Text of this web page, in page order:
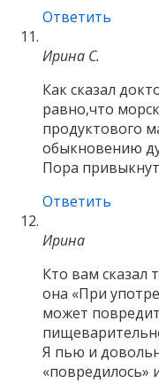
Ответить
Ирина С.
Как сказал
равно,что
продуктового
обыкновению
Пора
Ответить
Ирина
Кто вам сказал
она «При
может
Я пью и
«повредилось»